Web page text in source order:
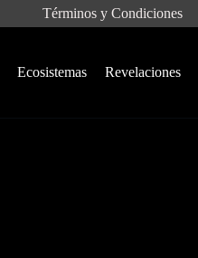
Términos y Condiciones
Ecosistemas Revelaciones